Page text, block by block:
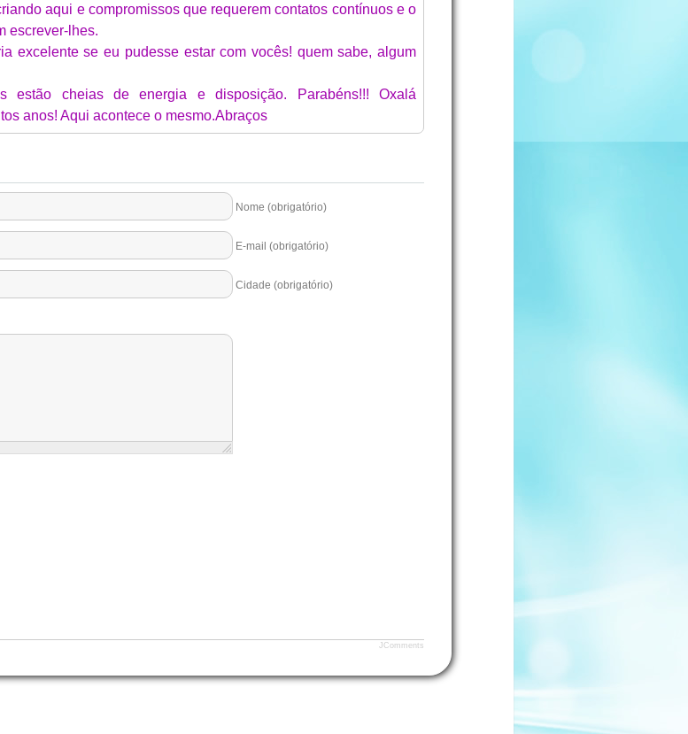
aqui e compromissos que requerem contatos contínuos e o
escrever-lhes.
excelente se eu pudesse estar com vocês! quem sabe, algum
estão cheias de energia e disposição. Parabéns!!! Oxalá
anos! Aqui acontece o mesmo.Abraços
Nome (obrigatório)
E-mail (obrigatório)
Cidade (obrigatório)
JComments